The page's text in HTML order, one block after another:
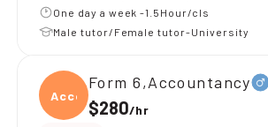
One day a week -1.5Hour/cls
Male tutor/Female tutor-University
Accou
Form 6,Accountancy
$280/hr